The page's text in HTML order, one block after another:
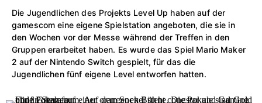
Die Jugendlichen des Projekts Level Up haben auf der
gamescom eine eigene Spielstation angeboten, die sie in
den Wochen vor der Messe während der Treffen in den
Gruppen erarbeitet haben. Es wurde das Spiel Mario Maker
2 auf der Nintendo Switch gespielt, für das die
Jugendlichen fünf eigene Level entworfen hatten.